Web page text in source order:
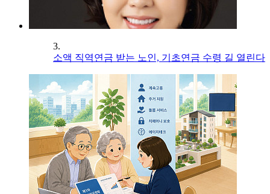
3.
소액 직역연금 받는 노인, 기초연금 수령 길 열린다